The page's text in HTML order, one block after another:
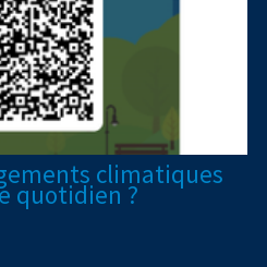
climatiques
quotidien ?